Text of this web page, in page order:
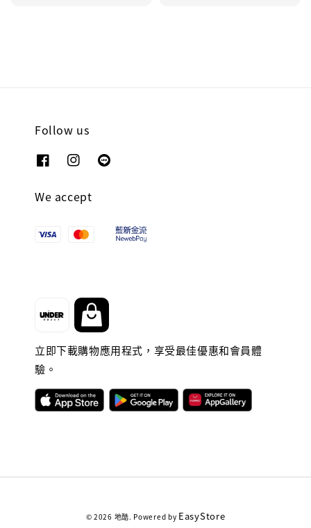
Follow us
We accept
立即下載購物應用程式，享受最佳優惠和會員體
驗。
© 2026 地酷. Powered by EasyStore